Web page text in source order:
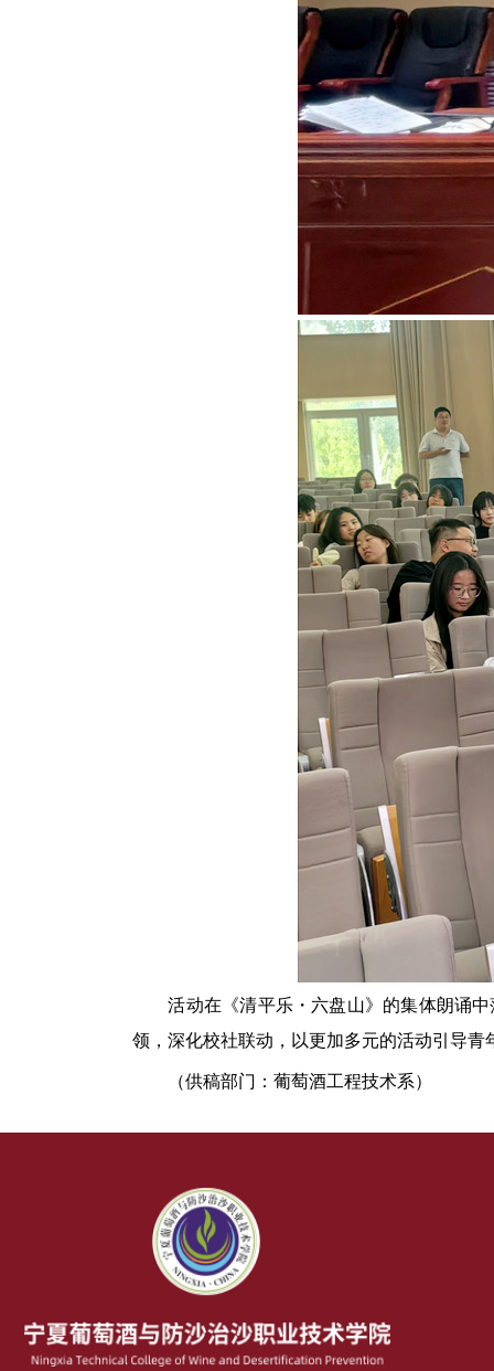
活动在 《清平乐・六盘山》 的集体朗诵
领，深化校社联动， 以更加多元的活动引导青
（供稿部门： 葡萄酒工程技术系）